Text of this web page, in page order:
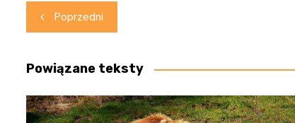
Nawigacja
wpisu
Poprzedni
Powiązane teksty